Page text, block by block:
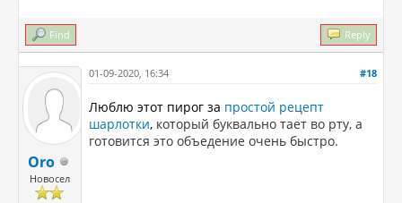
Find Reply
Oro
Новосел
#18
01-09-2020, 16:34
Люблю этот пирог за простой рецепт
шарлотки, который буквально тает во рту, а
готовится это объедение очень быстро.